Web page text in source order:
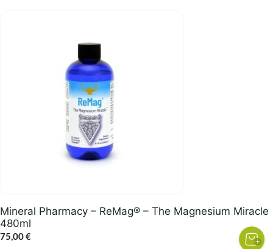
Mineral Pharmacy – ReMag® – The Magnesium Miracle
480ml
75,00€